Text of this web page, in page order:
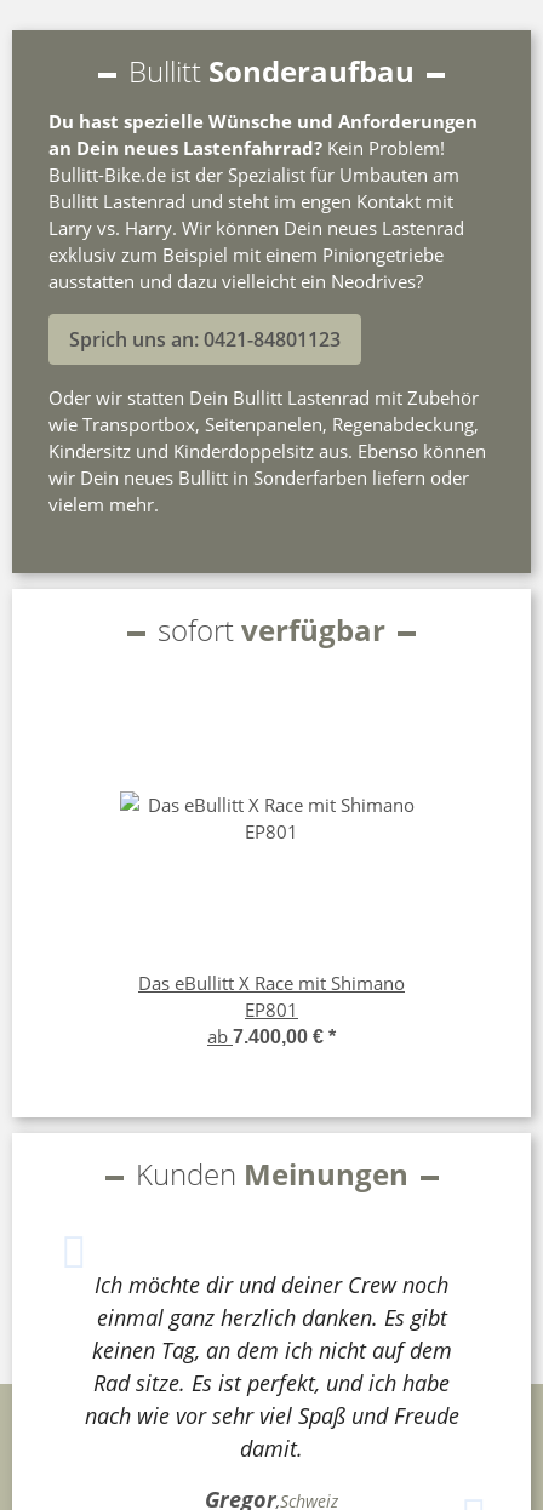
Bullitt Sonderaufbau
Du hast spezielle Wünsche und Anforderungen
an Dein neues Lastenfahrrad? Kein Problem!
Bullitt-Bike.de ist der Spezialist für Umbauten am
Bullitt Lastenrad und steht im engen Kontakt mit
Larry vs. Harry. Wir können Dein neues Lastenrad
exklusiv zum Beispiel mit einem Piniongetriebe
ausstatten und dazu vielleicht ein Neodrives?
Sprich uns an: 0421-84801123
Oder wir statten Dein Bullitt Lastenrad mit Zubehör
wie Transportbox, Seitenpanelen, Regenabdeckung,
Kindersitz und Kinderdoppelsitz aus. Ebenso können
wir Dein neues Bullitt in Sonderfarben liefern oder
vielem mehr.
sofortverfügbar
Das eBullitt X Race mit Shimano
EP801
ab 7.400,00 € *
Kunden Meinungen
Ich möchte dir und deiner Crew noch
einmal ganz herzlich danken. Es gibt
keinen Tag, an dem ich nicht auf dem
Rad sitze. Es ist perfekt, und ich habe
nach wie vor sehr viel Spaß und Freude
damit.
Gregor,Schweiz